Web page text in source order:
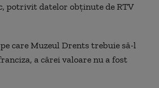
potrivit datelor obținute de RTV
care Muzeul Drents trebuie să-l
a cărei valoare nu a fost